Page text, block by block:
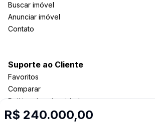
R$ 240.000,00
Buscar imóvel
Anunciar imóvel
Contato
Suporte ao Cliente
Favoritos
Comparar
Política de privacidade